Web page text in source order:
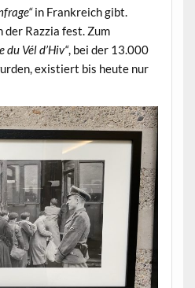
in Frankreich gibt.
Razzia fest. Zum
du Vél d’Hiv“, bei der 13.000
existiert bis heute nur